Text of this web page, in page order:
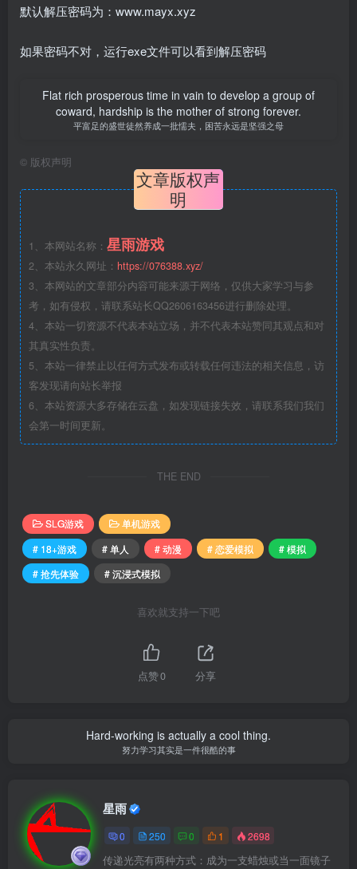
默认解压密码为：www.mayx.xyz
如果密码不对，运行exe文件可以看到解压密码
Flat rich prosperous time in vain to develop a group of
coward, hardship is the mother of strong forever.
平富足的盛世徒然养成一批懦夫，困苦永远是坚强之母
© 版权声明
文章版权声
明
1、本网站名称： 星雨游戏
2、本站永久网址： https://076388.xyz/
3、本网站的文章部分内容可能来源于网络，仅供大家学习与参
考，如有侵权，请联系站长QQ2606163456进行删除处理。
4、本站一切资源不代表本站立场，并不代表本站赞同其观点和对
其真实性负责。
5、本站一律禁止以任何方式发布或转载任何违法的相关信息，访
客发现请向站长举报
6、本站资源大多存储在云盘，如发现链接失效，请联系我们我们
会第一时间更新。
THE END
SLG游戏
单机游戏
# 18+游戏
# 单人 # 动漫 # 恋爱模拟
# 模拟
# 抢先体验
# 沉浸式模拟
喜欢就支持一下吧
点赞0 分享
Hard-working is actually a cool thing.
努力学习其实是一件很酷的事
星雨
0 250 0 1 2698
传递光亮有两种方式：成为一支蜡烛或当一面镜子